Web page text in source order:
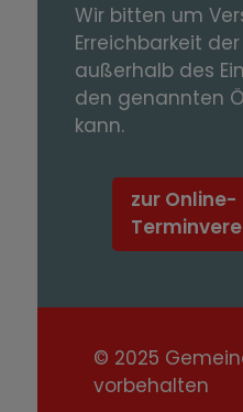
Wir bitten um
Erreichbarkeit
außerhalb des
den genannten
kann.
zur Online-
© 2025
vorbehalten